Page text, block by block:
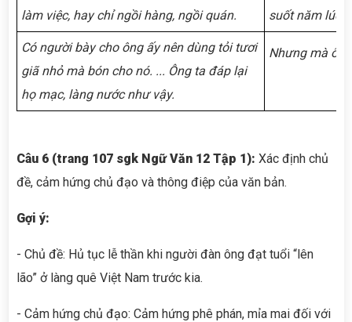
làm việc, hay chỉ ngồi hàng, ngồi quán.
suốt năm lúc
Có người bày cho ông ấy nên dùng tỏi tươi
giã nhỏ mà bón cho nó. ... Ông ta đáp lại
họ mạc, làng nước như vậy.
Nhưng mà
Câu 6 (trang 107 sgk Ngữ Văn 12 Tập 1): Xác định chủ
đề, cảm hứng chủ đạo và thông điệp của văn bản.
Gợi ý:
- Chủ đề: Hủ tục lễ thần khi người đàn ông đạt tuổi “lên
lão” ở làng quê Việt Nam trước kia.
- Cảm hứng chủ đạo: Cảm hứng phê phán, mỉa mai đối với